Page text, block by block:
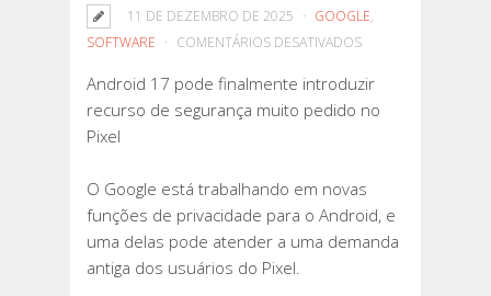
11 DE DEZEMBRO DE 2025 GOOGLE,
SOFTWARE
COMENTÁRIOS DESATIVADOSEM
17
PODE
RECURSO
DE
SEGURANÇA
Android 17 pode finalmente introduzir
recurso de segurança muito pedido no
Pixel
O Google está trabalhando em novas
funções de privacidade para o Android, e
uma delas pode atender a uma demanda
antiga dos usuários do Pixel.